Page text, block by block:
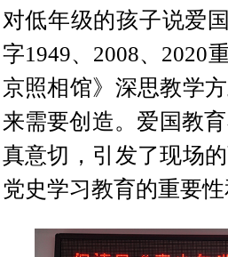
对低年级的孩子说爱
字1949、2008、2020
京照相馆》深思教学
来需要创造。爱国教
真意切，引发了现场
党史学习教育的重要